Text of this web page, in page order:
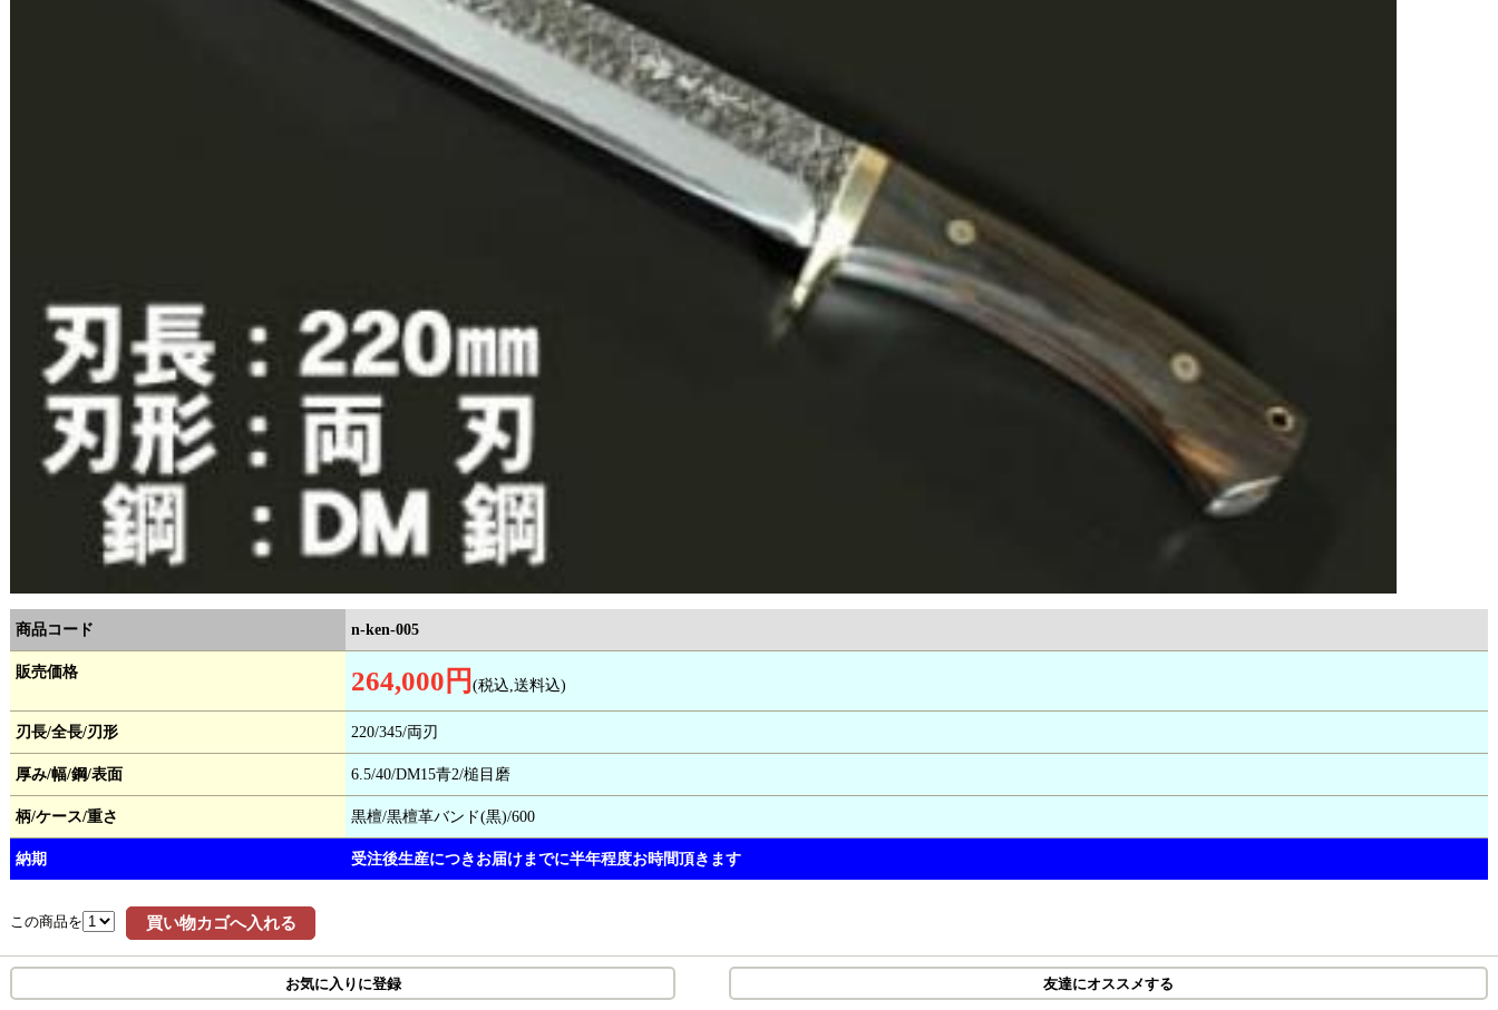
商品コード n-ken-005
販売価格 264,000円 (税込,送料込)
刃長/全長/刃形 220/345/両刃
厚み/幅/鋼/表面 6.5/40/DM15青2/槌目磨
柄/ケース/重さ 黒檀/黒檀革バンド(黒)/600
納期 受注後生産につきお届けまでに半年程度お時間頂きます
この商品を 買い物カゴへ入れる
お気に入りに登録 友達にオススメする